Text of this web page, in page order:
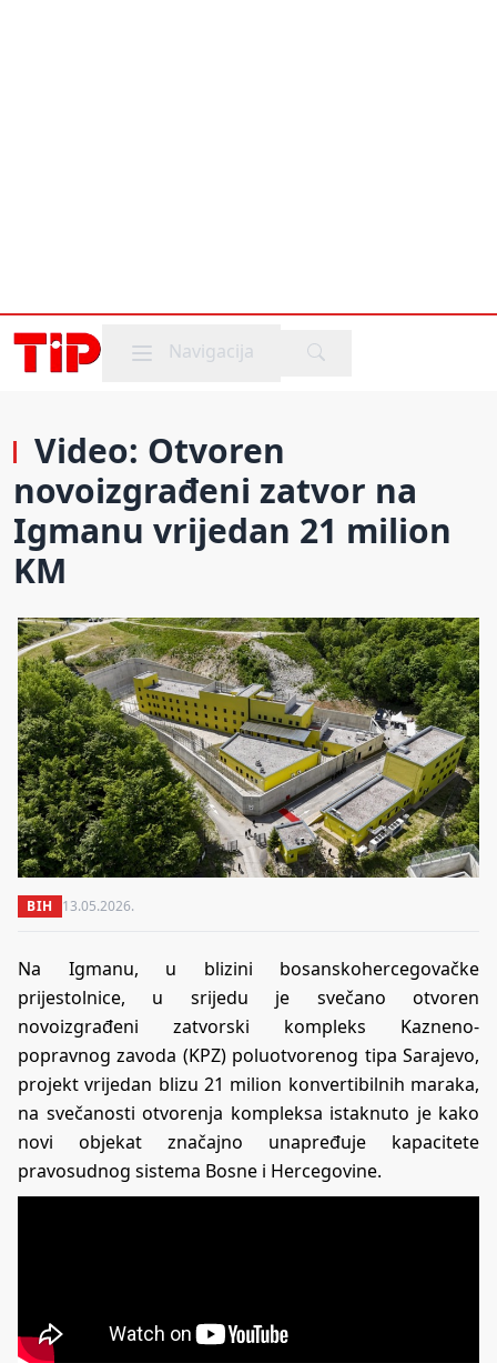
Mobile menu
Navigacija
Video: Otvoren
novoizgrađeni zatvor na
Igmanu vrijedan 21 milion
KM
BIH 13.05.2026.
Na Igmanu, u blizini bosanskohercegovačke
prijestolnice, u srijedu je svečano otvoren
novoizgrađeni zatvorski kompleks Kazneno-
popravnog zavoda (KPZ) poluotvorenog tipa Sarajevo,
projekt vrijedan blizu 21 milion konvertibilnih maraka,
na svečanosti otvorenja kompleksa istaknuto je kako
novi objekat značajno unapređuje kapacitete
pravosudnog sistema Bosne i Hercegovine.